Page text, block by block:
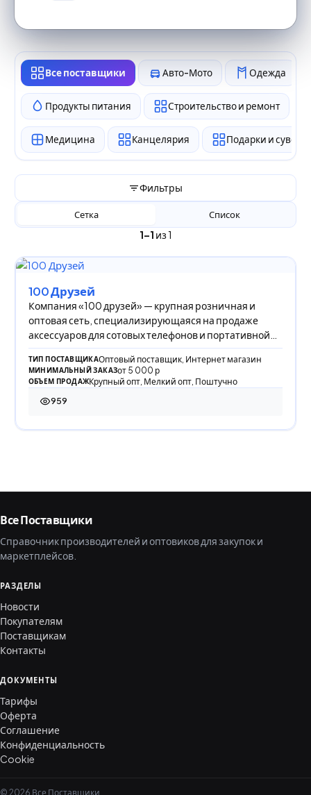
Все поставщики Авто-Мото Одежда
Продукты питания Строительство и ремонт
Медицина Канцелярия Подарки и
Фильтры
1–1 из 1
Сетка Список
100 Друзей
Компания «100 друзей» — крупная розничная и
оптовая сеть, специализирующаяся на продаже
аксессуаров для сотовых телефонов и портативной
техн
ТИП ПОСТАВЩИКАОптовый поставщик, Интернет магазин
МИНИМАЛЬНЫЙ ЗАКАЗот 5 000 р
ОБЪЕМ ПРОДАЖКрупный опт, Мелкий опт, Поштучно
959
959 просмотров
Все Поставщики
Справочник производителей и оптовиков для закупок и
маркетплейсов.
РАЗДЕЛЫ
Новости
Покупателям
Поставщикам
Контакты
ДОКУМЕНТЫ
Тарифы
Оферта
Соглашение
Конфиденциальность
Cookie
© 2026 Все Поставщики